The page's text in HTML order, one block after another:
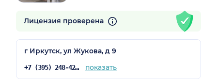
Лицензия проверена
г Иркутск, ул Жукова, д 9
+7 (395) 248-42-23 показать